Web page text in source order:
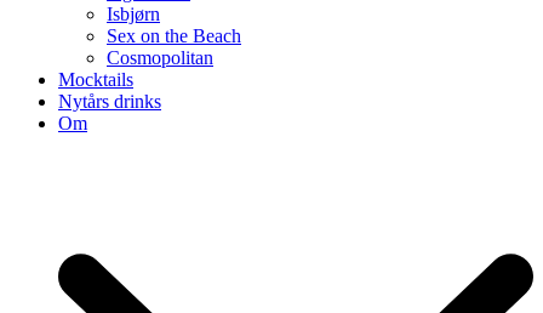
Isbjørn
Sex on the Beach
Cosmopolitan
Mocktails
Nytårs drinks
Om